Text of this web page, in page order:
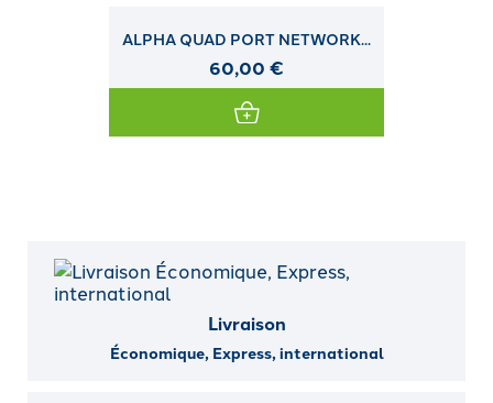
ALPHA QUAD PORT NETWORK...
60,00 €
Livraison
Économique, Express, international